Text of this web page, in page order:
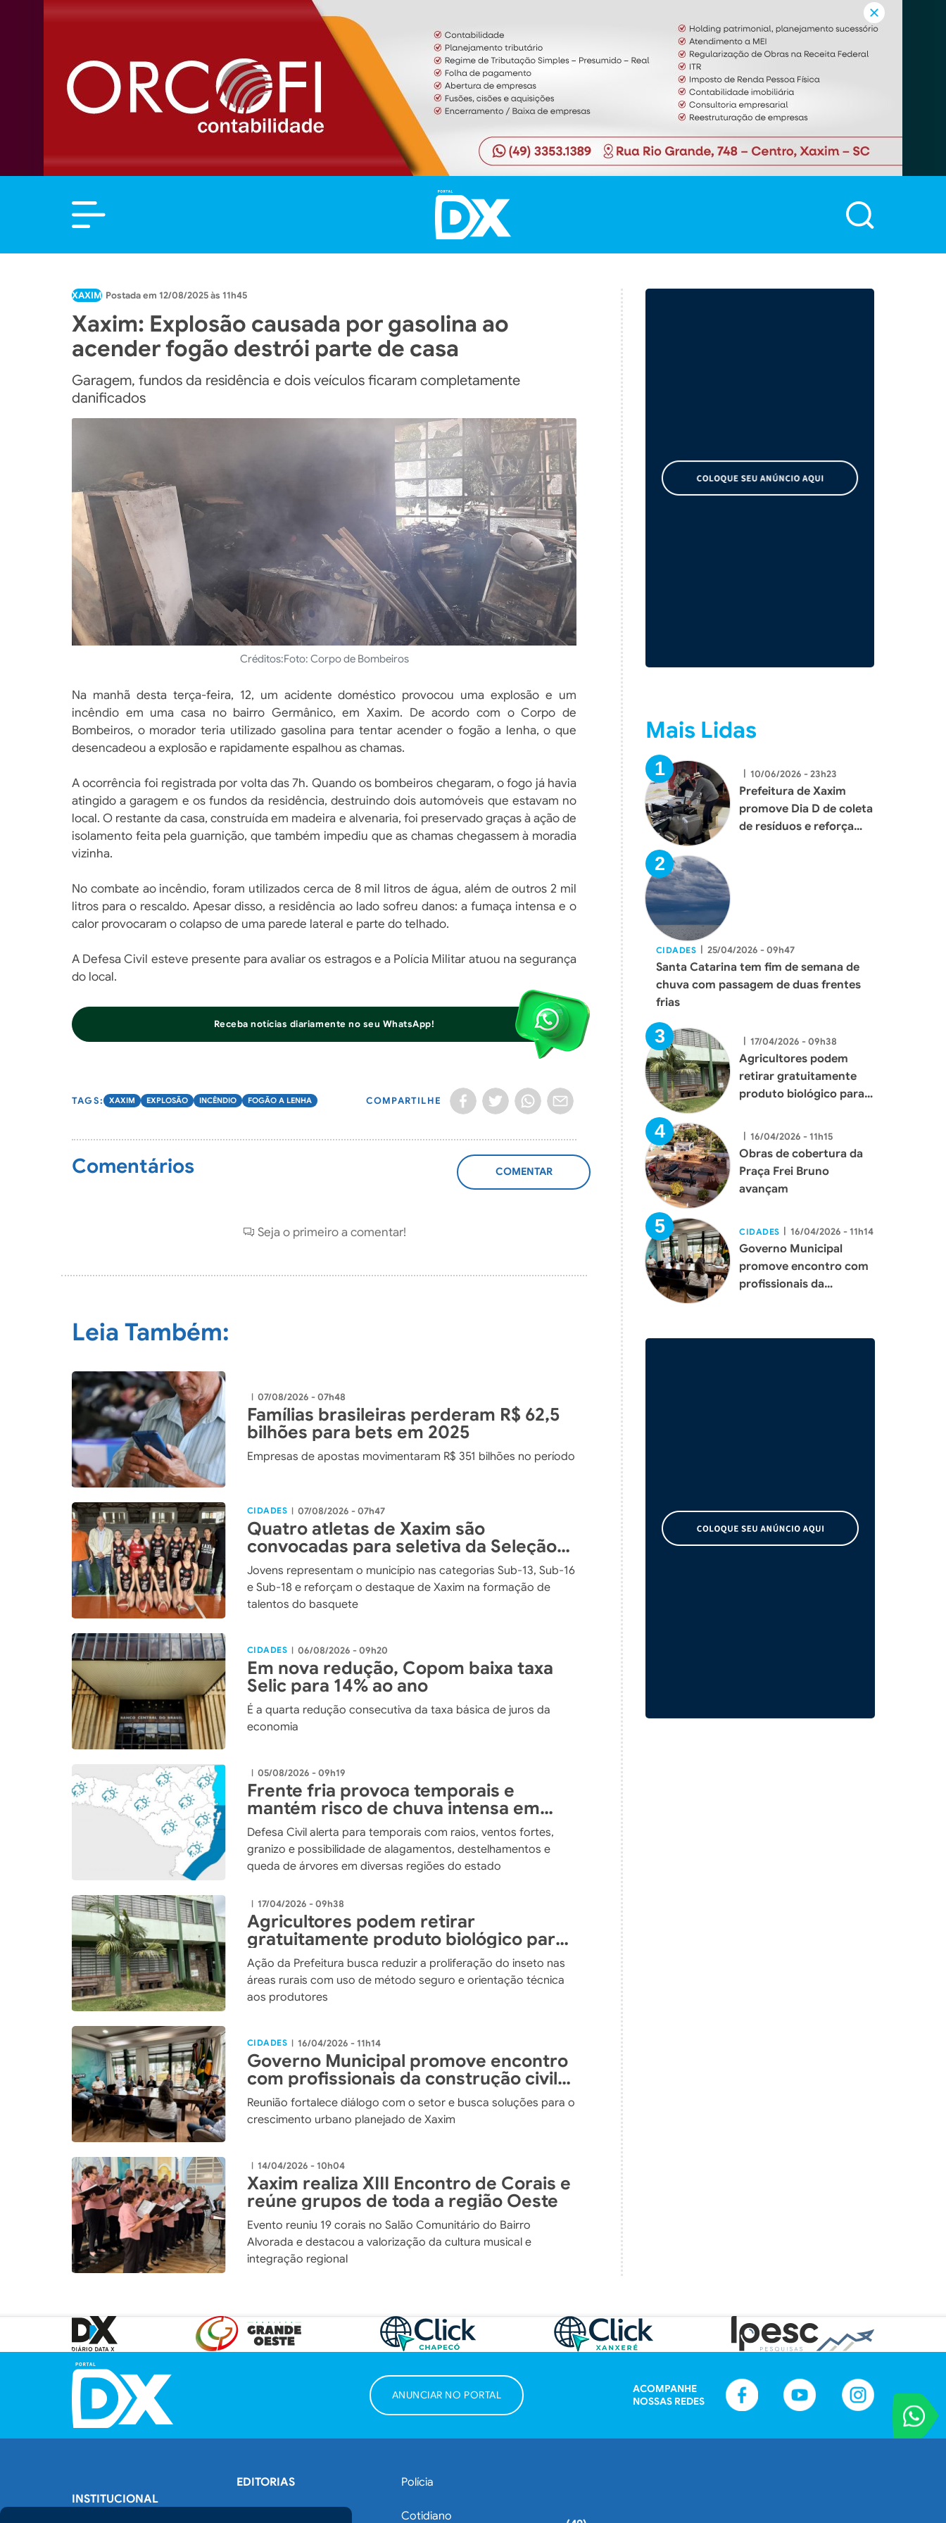
XAXIM 12/08/2025 às 11h45
Xaxim: Explosão causada por gasolina ao
acender fogão destrói parte de casa
Garagem, fundos da residência e dois veículos ficaram completamente
danificados
Créditos:Foto: Corpo de Bombeiros
Na manhã desta terça-feira, 12, um acidente doméstico provocou uma explosão e um
incêndio em uma casa no bairro Germânico, em Xaxim. De acordo com o Corpo de
Bombeiros, o morador teria utilizado gasolina para tentar acender o fogão a lenha, o que
desencadeou a explosão e rapidamente espalhou as chamas.
A ocorrência foi registrada por volta das 7h. Quando os bombeiros chegaram, o fogo já havia
atingido a garagem e os fundos da residência, destruindo dois automóveis que estavam no
local. O restante da casa, construída em madeira e alvenaria, foi preservado graças à ação de
isolamento feita pela guarnição, que também impediu que as chamas chegassem à moradia
vizinha.
No combate ao incêndio, foram utilizados cerca de 8 mil litros de água, além de outros 2 mil
litros para o rescaldo. Apesar disso, a residência ao lado sofreu danos: a fumaça intensa e o
calor provocaram o colapso de uma parede lateral e parte do telhado.
A Defesa Civil esteve presente para avaliar os estragos e a Polícia Militar atuou na segurança
do local.
Receba notícias diariamente no seu WhatsApp!
XAXIM EXPLOSÃO INCÊNDIO FOGÃO A LENHA COMPARTILHE
Comentários
ADICIONAR
COMENTÁRIO
Seja o primeiro a comentar!
Leia Também:
| 07/08/2026 - 07h48
Famílias brasileiras perderam R$ 62,5
bilhões para bets em 2025
Empresas de apostas movimentaram R$ 351 bilhões no período
CIDADES | 07/08/2026 - 07h47
Quatro atletas de Xaxim são
convocadas para seletiva da Seleção
Catarinense de Basquete
Jovens representam o município nas categorias Sub-13, Sub-16
e Sub-18 e reforçam o destaque de Xaxim na formação de
talentos do basquete
CIDADES | 06/08/2026 - 09h20
Em nova redução, Copom baixa taxa
Selic para 14% ao ano
É a quarta redução consecutiva da taxa básica de juros da
economia
| 05/08/2026 - 09h19
Frente fria provoca temporais e
mantém risco de chuva intensa em
Santa Catarina até o fim de semana
Defesa Civil alerta para temporais com raios, ventos fortes,
granizo e possibilidade de alagamentos, destelhamentos e
queda de árvores em diversas regiões do estado
| 17/04/2026 - 09h38
Agricultores podem retirar
gratuitamente produto biológico para
combate ao mosquito borrachudo em
Xaxim
Ação da Prefeitura busca reduzir a proliferação do inseto nas
áreas rurais com uso de método seguro e orientação técnica
aos produtores
CIDADES | 16/04/2026 - 11h14
Governo Municipal promove encontro
com profissionais da construção civil
para planejar melhorias
Reunião fortalece diálogo com o setor e busca soluções para o
crescimento urbano planejado de Xaxim
| 14/04/2026 - 10h04
Xaxim realiza XIII Encontro de Corais e
reúne grupos de toda a região Oeste
Evento reuniu 19 corais no Salão Comunitário do Bairro
Alvorada e destacou a valorização da cultura musical e
integração regional
Mais Lidas
| 10/06/2026 - 23h23
Prefeitura de Xaxim
promove Dia D de coleta
de resíduos e reforça
CIDADES | 25/04/2026 - 09h47
Santa Catarina tem fim de semana de
chuva com passagem de duas frentes
frias
| 17/04/2026 - 09h38
Agricultores podem
retirar gratuitamente
produto biológico para
borrachudo em Xaxim
| 16/04/2026 - 11h15
Obras de cobertura da
Praça Frei Bruno
avançam
CIDADES | 16/04/2026 - 11h14
Governo Municipal
promove encontro com
profissionais da
VOCÊ
Entre em
ANUNCIAR NO PORTAL
ACOMPANHE
NOSSAS REDES
INSTITUCIONAL
EDITORIAS Polícia
Cotidiano